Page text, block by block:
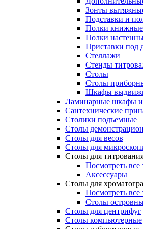
Зонты
Подставки и
Полки книжные
Полки
Приставки под
Стеллажи
Стенды
Столы
Столы
Шкафы
Ламинарные шкафы
Сантехнические
Столики подъемные
Столы
Столы для весов
Столы для
Столы для
Посмотреть все
Аксессуары
Столы для
Посмотреть все
Столы
Столы для центрифуг
Столы компьютерные